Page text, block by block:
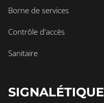
Borne de services
Contrôle d'accès
Sanitaire
SIGNALÉTIQUE